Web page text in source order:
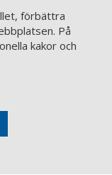
förbättra
På
kakor och